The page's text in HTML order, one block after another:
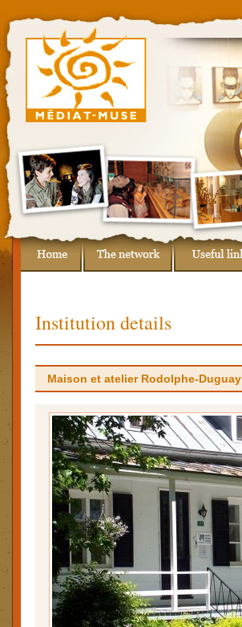
Institution details
Maison et atelier Rodolphe-Duguay